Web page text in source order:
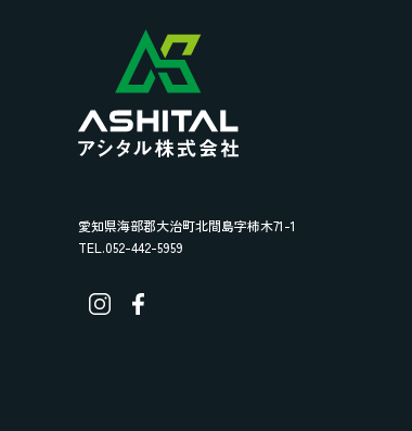
愛知県海部郡大治町北間島字柿木71-1
TEL.052-442-5959